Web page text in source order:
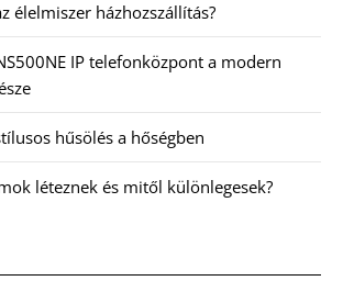
élelmiszer házhozszállítás?
IP telefonközpont a modern
hűsölés a hőségben
léteznek és mitől különlegesek?